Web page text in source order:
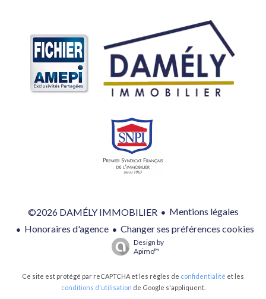
©2026 DAMÉLY IMMOBILIER
Mentions légales
Honoraires d'agence
Changer ses préférences cookies
Design by
Apimo™
Ce site est protégé par reCAPTCHA et les règles de confidentialité et les
conditions d'utilisation de Google s'appliquent.